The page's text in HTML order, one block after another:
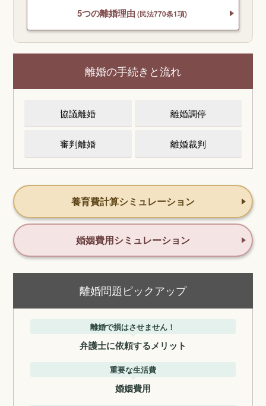
5つの離婚理由 (民法770条1項)
離婚の手続きと流れ
協議離婚 離婚調停
審判離婚 離婚裁判
養育費計算シミュレーション
婚姻費用シミュレーション
離婚問題ピックアップ
離婚で損はさせません！
弁護士に依頼するメリット
重要な生活費
婚姻費用